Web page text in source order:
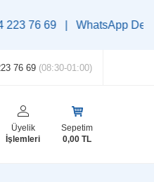
| WhatsApp Destek Hattı:
76 69 (08:30-01:00)
Üyelik
İşlemleri
Sepetim
0,00 TL